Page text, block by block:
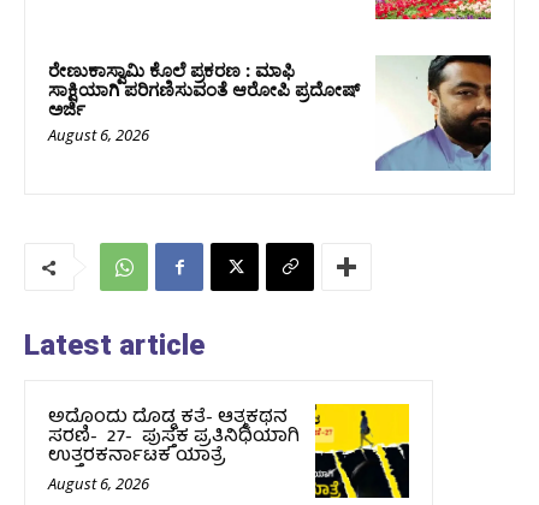
ರೇಣುಕಾಸ್ವಾಮಿ ಕೊಲೆ ಪ್ರಕರಣ : ಮಾಫಿ
ಸಾಕ್ಷಿಯಾಗಿ ಪರಿಗಣಿಸುವಂತೆ ಆರೋಪಿ ಪ್ರದೋಷ್‌
ಅರ್ಜಿ
August 6, 2026
Latest article
ಅದೊಂದು ದೊಡ್ಡ ಕತೆ- ಆತ್ಮಕಥನ
ಸರಣಿ- 27- ಪುಸ್ತಕ ಪ್ರತಿನಿಧಿಯಾಗಿ
ಉತ್ತರಕರ್ನಾಟಕ ಯಾತ್ರೆ
August 6, 2026